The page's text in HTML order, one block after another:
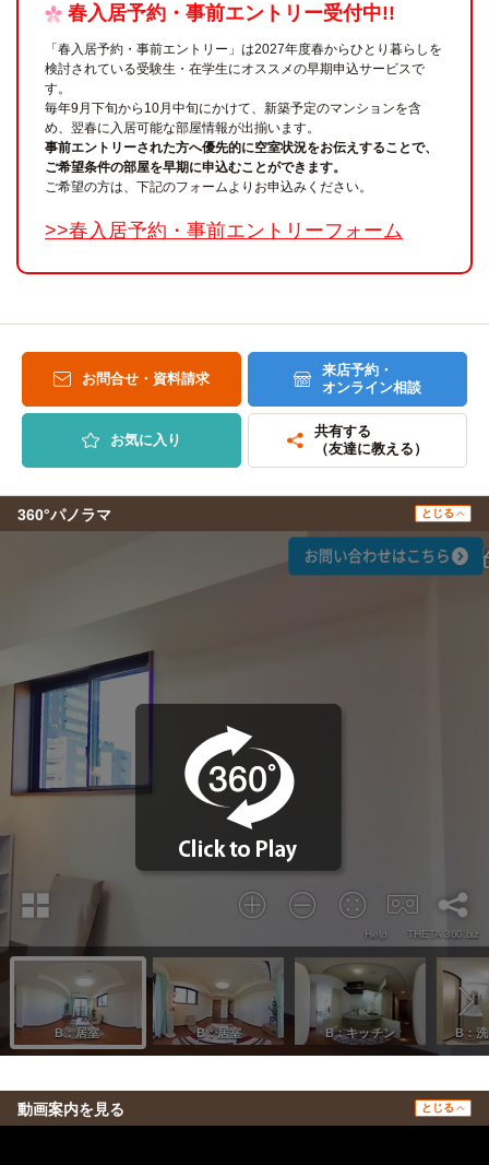
春入居予約・事前エントリー受付中!!
「春入居予約・事前エントリー」は2027年度春からひとり暮らしを
検討されている受験生・在学生にオススメの早期申込サービスで
す。
毎年9月下旬から10月中旬にかけて、新築予定のマンションを含
め、翌春に入居可能な部屋情報が出揃います。
事前エントリーされた方へ優先的に空室状況をお伝えすることで、
ご希望条件の部屋を早期に申込むことができます。
ご希望の方は、下記のフォームよりお申込みください。
>>春入居予約・事前エントリーフォーム
お問合せ・資料請求
来店予約・
オンライン相談
お気に入り
共有する
（友達に教える）
360°パノラマ とじる
動画案内を見る とじる